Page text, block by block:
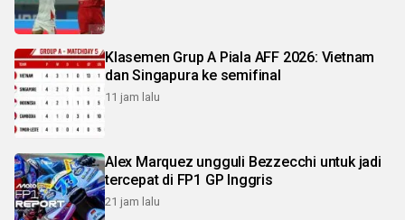
Klasemen Grup A Piala AFF 2026: Vietnam
dan Singapura ke semifinal
11 jam lalu
Alex Marquez ungguli Bezzecchi untuk jadi
tercepat di FP1 GP Inggris
21 jam lalu